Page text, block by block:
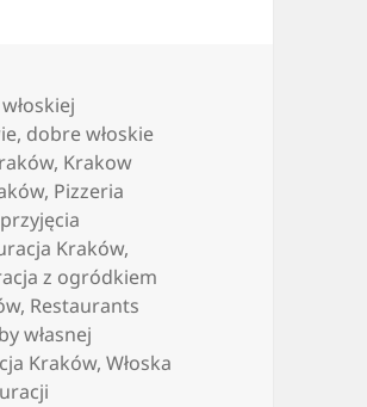
, dobre włoskie
, Krakow
, Pizzeria
przyjęcia
Kraków,
z ogródkiem
, Restaurants
własnej
Kraków,Włoska